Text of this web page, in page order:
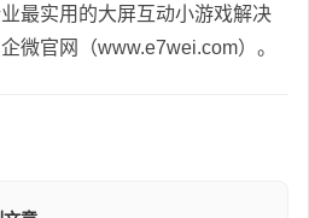
最实用的大屏互动小游戏解决
微官网（www.e7wei.com）。